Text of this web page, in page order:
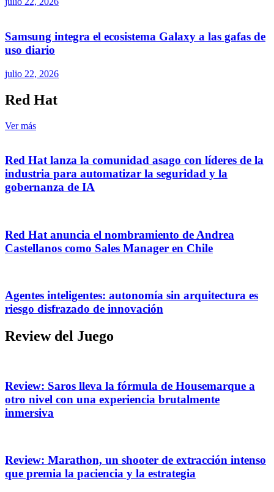
Samsung integra el ecosistema Galaxy a las gafas de
uso diario
julio 22, 2026
Red Hat
Ver más
Red Hat lanza la comunidad asago con líderes de la
industria para automatizar la seguridad y la
gobernanza de IA
Red Hat anuncia el nombramiento de Andrea
Castellanos como Sales Manager en Chile
Agentes inteligentes: autonomía sin arquitectura es
riesgo disfrazado de innovación
Review del Juego
Review: Saros lleva la fórmula de Housemarque a
otro nivel con una experiencia brutalmente
inmersiva
Review: Marathon, un shooter de extracción intenso
que premia la paciencia y la estrategia